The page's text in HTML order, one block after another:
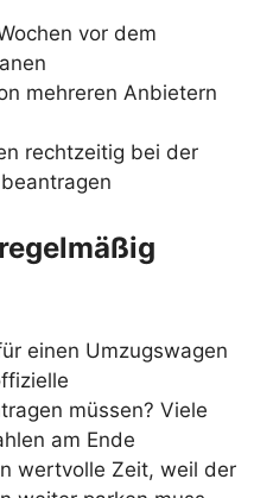
vor dem
mehreren Anbietern
rechtzeitig bei der
einen Umzugswagen
müssen? Viele
am Ende
wertvolle Zeit, weil der